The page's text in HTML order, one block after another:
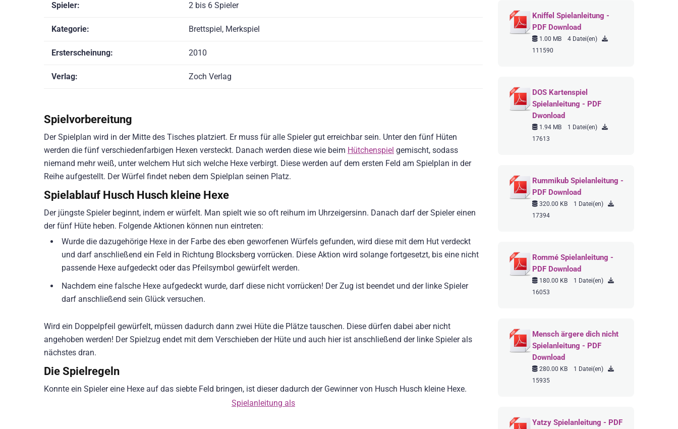
Spieler: 2 bis 6 Spieler
Kategorie: Brettspiel, Merkspiel
Ersterscheinung: 2010
Verlag: Zoch Verlag
Spielvorbereitung
Der Spielplan wird in der Mitte des Tisches platziert. Er muss für alle Spieler gut erreichbar sein. Unter den fünf Hüten
werden die fünf verschiedenfarbigen Hexen versteckt. Danach werden diese wie beim Hütchenspiel gemischt, sodass
niemand mehr weiß, unter welchem Hut sich welche Hexe verbirgt. Diese werden auf dem ersten Feld am Spielplan in der
Reihe aufgestellt. Der Würfel findet neben dem Spielplan seinen Platz.
Spielablauf Husch Husch kleine Hexe
Der jüngste Spieler beginnt, indem er würfelt. Man spielt wie so oft reihum im Uhrzeigersinn. Danach darf der Spieler einen
der fünf Hüte heben. Folgende Aktionen können nun eintreten:
Wurde die dazugehörige Hexe in der Farbe des eben geworfenen Würfels gefunden, wird diese mit dem Hut verdeckt
und darf anschließend ein Feld in Richtung Blocksberg vorrücken. Diese Aktion wird solange fortgesetzt, bis eine nicht
passende Hexe aufgedeckt oder das Pfeilsymbol gewürfelt werden.
Nachdem eine falsche Hexe aufgedeckt wurde, darf diese nicht vorrücken! Der Zug ist beendet und der linke Spieler
darf anschließend sein Glück versuchen.
Wird ein Doppelpfeil gewürfelt, müssen dadurch dann zwei Hüte die Plätze tauschen. Diese dürfen dabei aber nicht
angehoben werden! Der Spielzug endet mit dem Verschieben der Hüte und auch hier ist anschließend der linke Spieler als
nächstes dran.
Die Spielregeln
Konnte ein Spieler eine Hexe auf das siebte Feld bringen, ist dieser dadurch der Gewinner von Husch Husch kleine Hexe.
Spielanleitung als
Kniffel Spielanleitung -
PDF Download
1.00 MB
4 Datei(en)
111590
DOS Kartenspiel
Spielanleitung - PDF
Dwonload
1.94 MB
1 Datei(en)
17613
Rummikub Spielanleitung -
PDF Download
320.00 KB
1 Datei(en)
17394
Rommé Spielanleitung -
PDF Download
180.00 KB
1 Datei(en)
16053
Mensch ärgere dich nicht
Spielanleitung - PDF
Download
280.00 KB
1 Datei(en)
15935
Yatzy Spielanleitung - PDF